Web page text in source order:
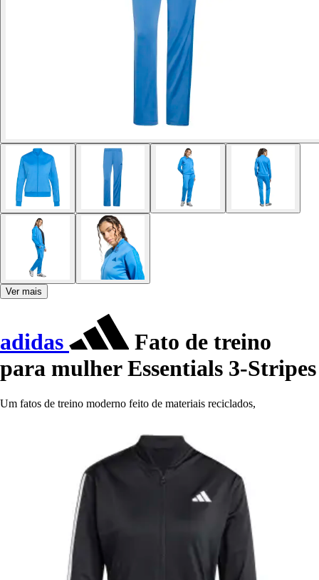
Ver mais
adidas
Fato de treino
para mulher Essentials 3-Stripes
Um fatos de treino moderno feito de materiais reciclados,